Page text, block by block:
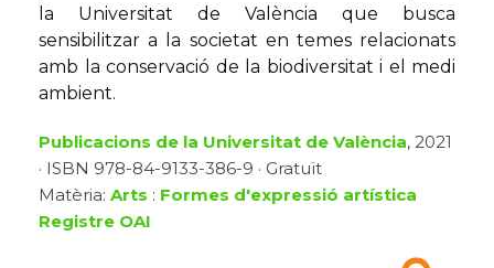
la Universitat de València que busca
sensibilitzar a la societat en temes relacionats
amb la conservació de la biodiversitat i el medi
ambient.
Publicacions de la Universitat de València, 2021
· ISBN 978-84-9133-386-9 · Gratuït
Matèria: Arts : Formes d'expressió artística
Registre OAI